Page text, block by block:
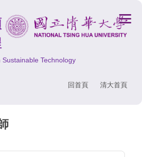
Technology
回首頁 清大首頁